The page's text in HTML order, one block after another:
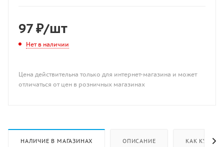
97₽/шт
Нет в наличии
Цена действительна только для интернет-магазина и может
отличаться от цен в розничных магазинах
НАЛИЧИЕ В МАГАЗИНАХ ОПИСАНИЕ КАК КУПИТЬ